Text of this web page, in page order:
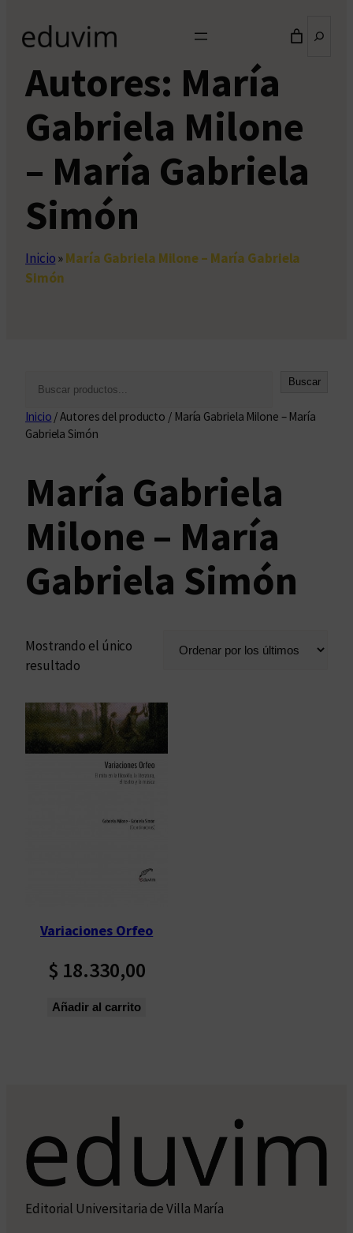
Autores: María
Gabriela Milone
– María Gabriela
Simón
Inicio»María Gabriela Milone – María Gabriela
Simón
s
c
r
Buscar
Inicio / Autores del producto / María Gabriela Milone – María
Gabriela Simón
María Gabriela
Milone – María
Gabriela Simón
Mostrando el único
resultado
Variaciones Orfeo
$ 18.330,00
Añadir al carrito
Editorial Universitaria de Villa María